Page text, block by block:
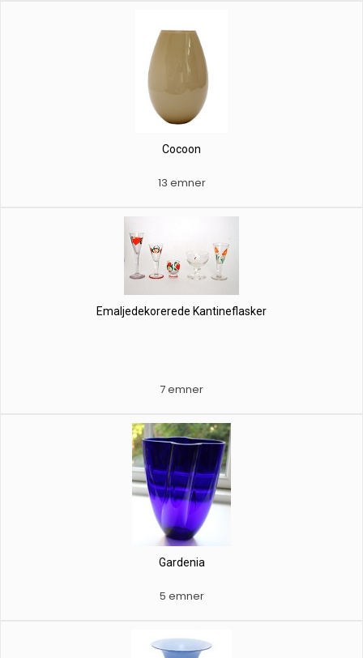
Cocoon
13 emner
Emaljedekorerede Kantineflasker
7 emner
Gardenia
5 emner